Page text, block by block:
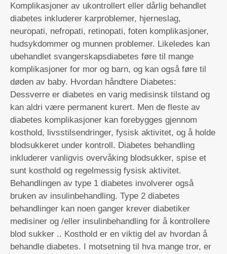
Komplikasjoner av ukontrollert eller dårlig behandlet
diabetes inkluderer karproblemer, hjerneslag,
neuropati, nefropati, retinopati, foten komplikasjoner,
hudsykdommer og munnen problemer. Likeledes kan
ubehandlet svangerskapsdiabetes føre til mange
komplikasjoner for mor og barn, og kan også føre til
døden av baby. Hvordan håndtere Diabetes:
Dessverre er diabetes en varig medisinsk tilstand og
kan aldri være permanent kurert. Men de fleste av
diabetes komplikasjoner kan forebygges gjennom
kosthold, livsstilsendringer, fysisk aktivitet, og å holde
blodsukkeret under kontroll. Diabetes behandling
inkluderer vanligvis overvåking blodsukker, spise et
sunt kosthold og regelmessig fysisk aktivitet.
Behandlingen av type 1 diabetes involverer også
bruken av insulinbehandling. Type 2 diabetes
behandlinger kan noen ganger krever diabetiker
medisiner og /eller insulinbehandling for å kontrollere
blod sukker .. Kosthold er en viktig del av hvordan å
behandle diabetes. I motsetning til hva mange tror, ​​er